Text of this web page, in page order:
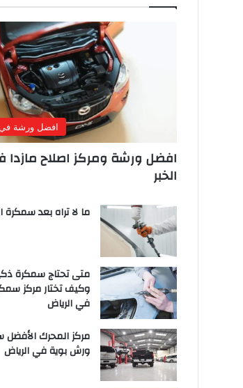
افضل ورشة في
افضل ورشة ومركز اصلاح مازدا
الخبر
ما لا تراه بعد سمكرة
متى تحتاج سمكرة
وكيف تختار مركز
في الرياض
مركز المحرك
ورش بوية في الرياض